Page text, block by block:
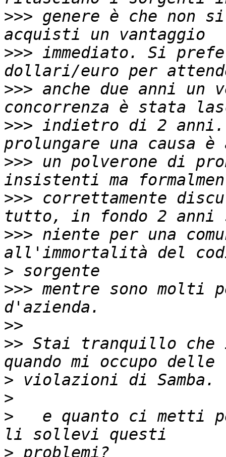
>>> genere è che non
>>> immediato. Si
>>> anche due anni un
>>> indietro di 2 anni.
>>> un polverone di
>>> correttamente
>>> niente per una
>
>>> mentre sono molti
>>
>> Stai tranquillo che
>
>
>
e quanto ci metti
>